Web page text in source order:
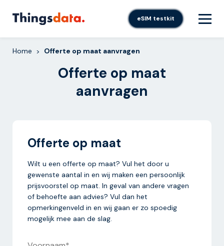
eSIM testkit
Home > Offerte op maat aanvragen
Offerte op maat
aanvragen
Offerte op maat
Wilt u een offerte op maat? Vul het door u
gewenste aantal in en wij maken een persoonlijk
prijsvoorstel op maat. In geval van andere vragen
of behoefte aan advies? Vul dan het
opmerkingenveld in en wij gaan er zo spoedig
mogelijk mee aan de slag.